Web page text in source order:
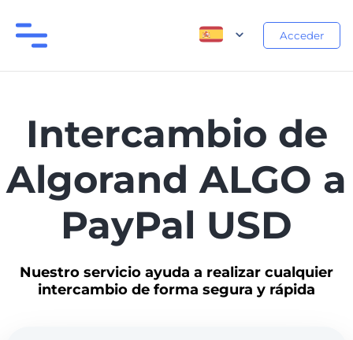
Acceder
Intercambio de
Algorand ALGO a
PayPal USD
Nuestro servicio ayuda a realizar cualquier
intercambio de forma segura y rápida